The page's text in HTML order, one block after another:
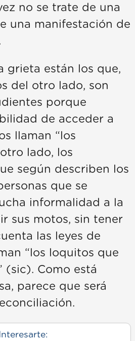
no se trate de una
una manifestación de
grieta están los que,
del otro lado, son
porque
de acceder a
llaman “los
lado, los
según describen los
que se
informalidad a la
sus motos, sin tener
las leyes de
“los loquitos que
(sic). Como está
parece que será